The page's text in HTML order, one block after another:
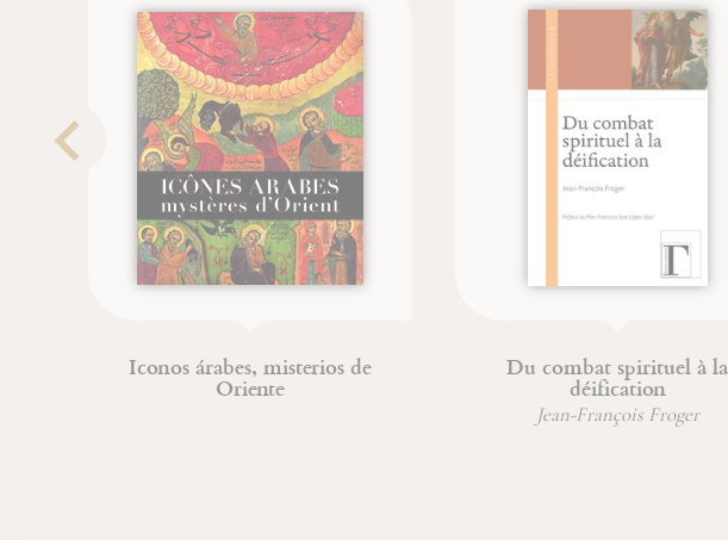
Iconos árabes, misterios de
Oriente
Du combat spirituel à la
déification
Jean-François Froger